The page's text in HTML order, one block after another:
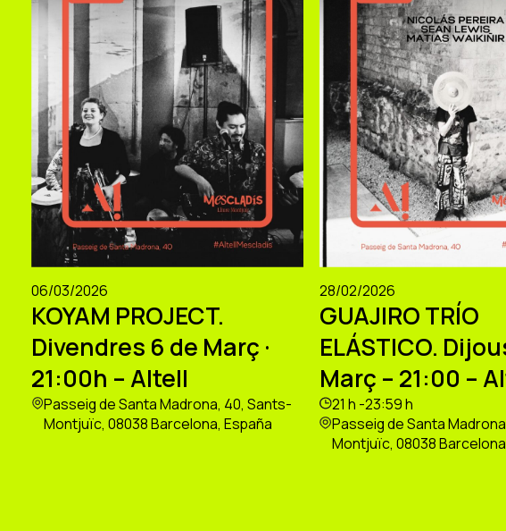
06/03/2026
KOYAM PROJECT.
Divendres 6 de Març ·
21:00h – Altell
Passeig de Santa Madrona, 40, Sants-
Montjuïc, 08038 Barcelona, España
28/02/2026
GUAJIRO TRÍO
ELÁSTICO.
Març – 21:00 –
21 h -23:59 h
Passeig de Santa
Montjuïc, 08038